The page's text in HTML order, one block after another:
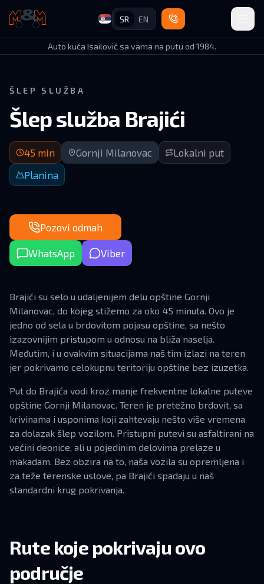
Auto Kuća Isailović
SR EN
Auto kuća Isailović sa vama na putu od 1984.
ŠLEP SLUŽBA
Šlep služba Brajići
Dolazak za 45 minuta | Gornji Milanovac (okolina)
45 min Gornji Milanovac
Lokalni put
Planina
Pozovi odmah
WhatsApp Viber
Brajići su selo u udaljenijem delu opštine Gornji
Milanovac, do kojeg stižemo za oko 45 minuta. Ovo je
jedno od sela u brdovitom pojasu opštine, sa nešto
izazovnijim pristupom u odnosu na bliža naselja.
Međutim, i u ovakvim situacijama naš tim izlazi na teren
jer pokrivamo celokupnu teritoriju opštine bez izuzetka.
Put do Brajića vodi kroz manje frekventne lokalne puteve
opštine Gornji Milanovac. Teren je pretežno brdovit, sa
krivinama i usponima koji zahtevaju nešto više vremena
za dolazak šlep vozilom. Pristupni putevi su asfaltirani na
većini deonice, ali u pojedinim delovima prelaze u
makadam. Bez obzira na to, naša vozila su opremljena i
za teže terenske uslove, pa Brajići spadaju u naš
standardni krug pokrivanja.
Rute koje pokrivaju ovo
područje